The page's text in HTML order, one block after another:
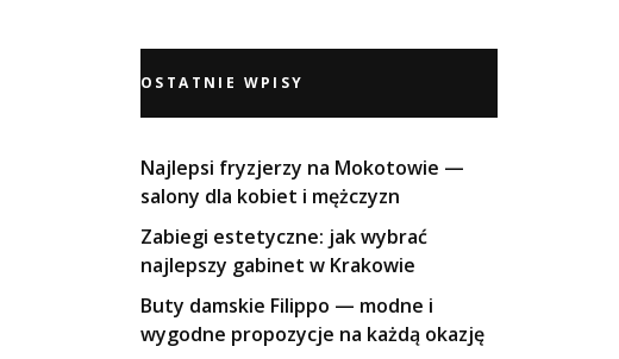
OSTATNIE WPISY
Najlepsi fryzjerzy na Mokotowie —
salony dla kobiet i mężczyzn
Zabiegi estetyczne: jak wybrać
najlepszy gabinet w Krakowie
Buty damskie Filippo — modne i
wygodne propozycje na każdą okazję